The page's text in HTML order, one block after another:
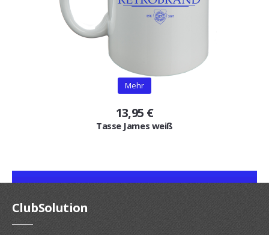
Mehr
13,95 €
Tasse James weiß
ClubSolution